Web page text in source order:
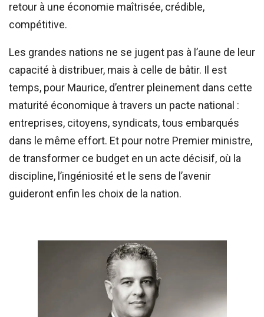
retour à une économie maîtrisée, crédible,
compétitive.
Les grandes nations ne se jugent pas à l’aune de leur
capacité à distribuer, mais à celle de bâtir. Il est
temps, pour Maurice, d’entrer pleinement dans cette
maturité économique à travers un pacte national :
entreprises, citoyens, syndicats, tous embarqués
dans le même effort. Et pour notre Premier ministre,
de transformer ce budget en un acte décisif, où la
discipline, l’ingéniosité et le sens de l’avenir
guideront enfin les choix de la nation.